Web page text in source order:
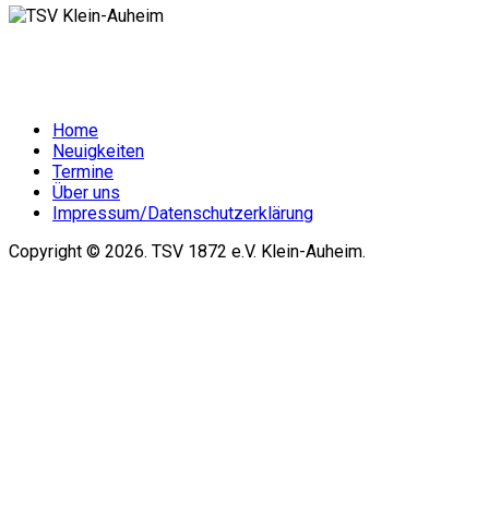
Home
Neuigkeiten
Termine
Über uns
Impressum/Datenschutzerklärung
Copyright © 2026. TSV 1872 e.V. Klein-Auheim.